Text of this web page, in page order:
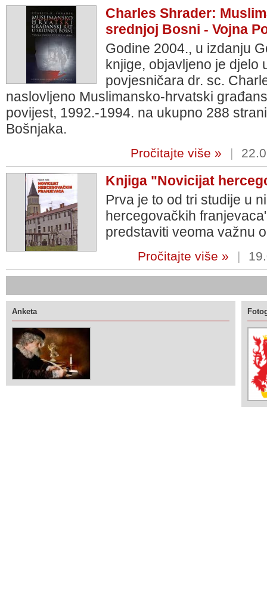
Charles Shrader:
srednjoj Bosni - Vojna
Godine 2004., u izdanju
knjige, objavljeno je djelo
povjesničara dr. sc.
naslovljeno Muslimansko-hrvatski
povijest, 1992.-1994. na ukupno 288
Bošnjaka.
Pročitajte više » |
Knjiga "Novicijat
Prva je to od tri studije u
hercegovačkih
predstaviti veoma važnu
Pročitajte više » |
Anketa